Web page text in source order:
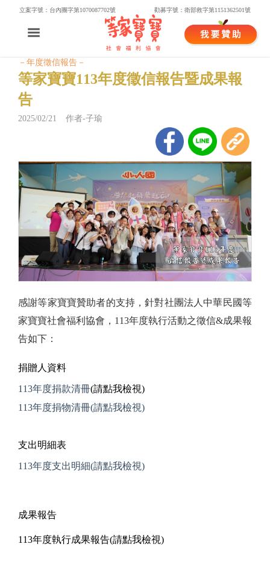
立案字號：台內團字第1070087702號 勸募字號：衛部救字第1151362501號
－年度徵信報告－
等家寶寶113年度徵信報告暨成果報
告
2025/02/21 作者-子瑜
感謝等家寶寶贊助者的支持，針對社團法人中華民國等
家寶寶社會福利協會，113年度執行活動之徵信&成果報
告如下：
捐贈人資料
113年度捐款清冊(請點我檢視)
113年度捐物清冊(請點我檢視)
支出明細表
113年度支出明細(請點我檢視)
成果報告
113年度執行成果報告(請點我檢視)